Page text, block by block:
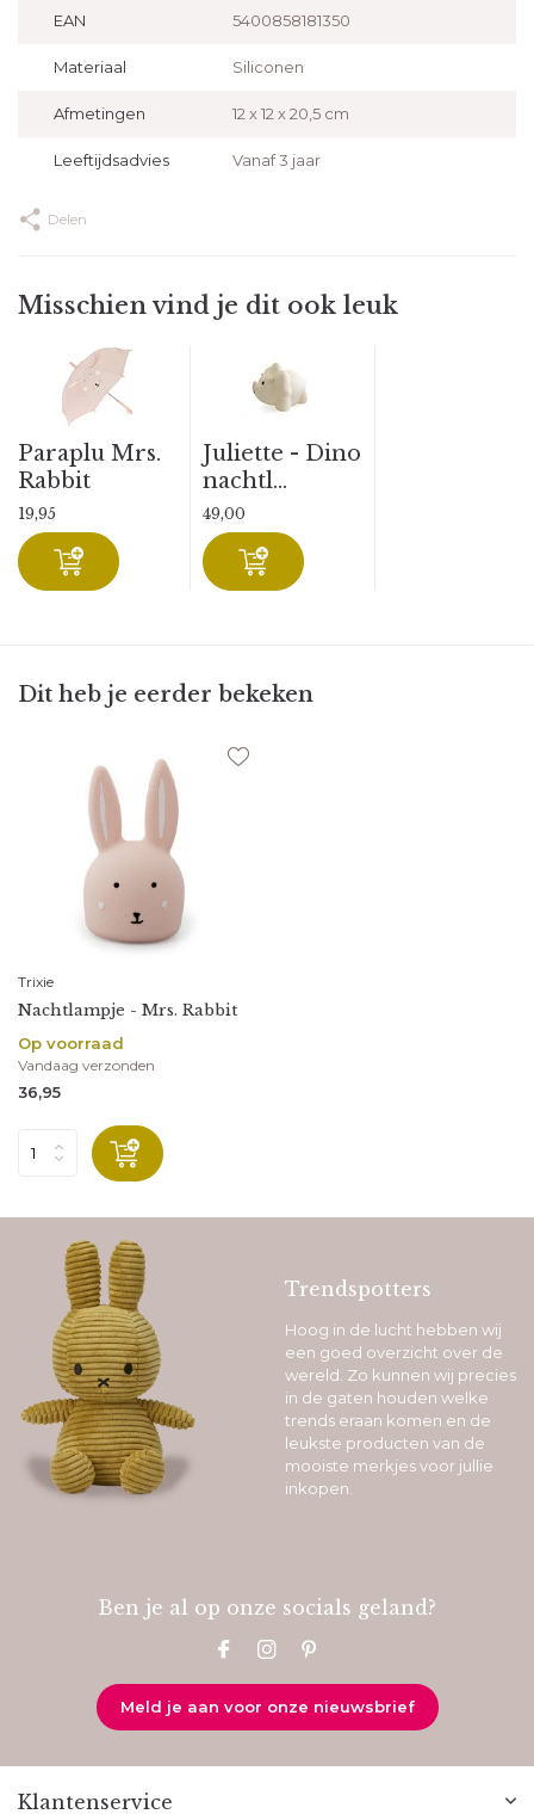
EAN 5400858181350
Materiaal Siliconen
Afmetingen 12 x 12 x 20,5 cm
Leeftijdsadvies Vanaf 3 jaar
Delen
Misschien vind je dit ook leuk
Paraplu Mrs.
Rabbit
19,95
Juliette - Dino
nachtl...
49,00
Dit heb je eerder bekeken
Trixie
Nachtlampje - Mrs. Rabbit
Op voorraad
Vandaag verzonden
36,95
Trendspotters
Hoog in de lucht hebben wij
een goed overzicht over de
wereld. Zo kunnen wij precies
in de gaten houden welke
trends eraan komen en de
leukste producten van de
mooiste merkjes voor jullie
inkopen.
Ben je al op onze socials geland?
Meld je aan voor onze nieuwsbrief
Klantenservice